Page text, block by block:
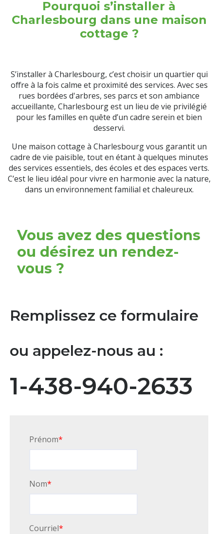
Pourquoi s’installer à
Charlesbourg dans une maison
cottage ?
S’installer à Charlesbourg, c’est choisir un quartier qui
offre à la fois calme et proximité des services. Avec ses
rues bordées d'arbres, ses parcs et son ambiance
accueillante, Charlesbourg est un lieu de vie privilégié
pour les familles en quête d’un cadre serein et bien
desservi.
Une maison cottage à Charlesbourg vous garantit un
cadre de vie paisible, tout en étant à quelques minutes
des services essentiels, des écoles et des espaces verts.
C’est le lieu idéal pour vivre en harmonie avec la nature,
dans un environnement familial et chaleureux.
Vous avez des questions
ou désirez un rendez-
vous ?
Remplissez ce formulaire
ou appelez-nous au :
1-438-940-2633
Prénom*
Nom*
Courriel*